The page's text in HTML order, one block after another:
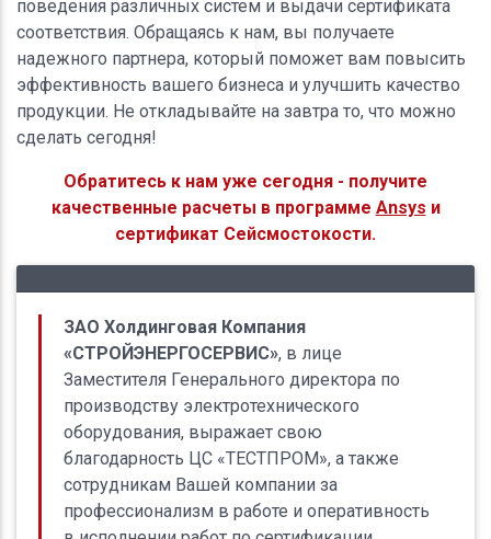
поведения различных систем и выдачи сертификата
соответствия. Обращаясь к нам, вы получаете
надежного партнера, который поможет вам повысить
эффективность вашего бизнеса и улучшить качество
продукции. Не откладывайте на завтра то, что можно
сделать сегодня!
Обратитесь к нам уже сегодня - получите
качественные расчеты в программе Ansys и
сертификат Сейсмостокости.
ЗАО Холдинговая Компания
«СТРОЙЭНЕРГОСЕРВИС», в лице
Заместителя Генерального директора по
производству электротехнического
оборудования, выражает свою
благодарность ЦС «ТЕСТПРОМ», а также
сотрудникам Вашей компании за
профессионализм в работе и оперативность